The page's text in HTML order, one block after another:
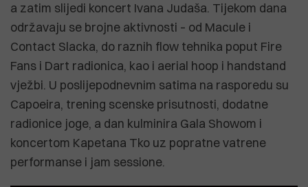
a zatim slijedi koncert Ivana Judaša. Tijekom dana
održavaju se brojne aktivnosti – od Macule i
Contact Slacka, do raznih flow tehnika poput Fire
Fans i Dart radionica, kao i aerial hoop i handstand
vježbi. U poslijepodnevnim satima na rasporedu su
Capoeira, trening scenske prisutnosti, dodatne
radionice joge, a dan kulminira Gala Showom i
koncertom Kapetana Tko uz popratne vatrene
performanse i jam sessione.